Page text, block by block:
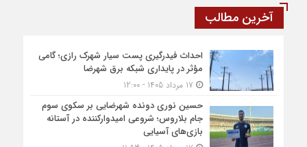
آخرین مطالب
احداث فیدرگیری پست سیار شهرک رازی؛ گامی
مؤثر در پایداری شبکه برق شهرضا
حسین نوری دونده شهرضایی بر سکوی سوم
جام بلاروس؛ شروعی امیدوارکننده در آستانه
بازی‌های آسیایی